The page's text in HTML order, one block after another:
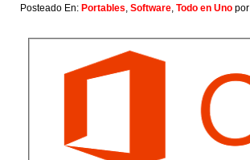
Posteado En: Portables, Software, Todo en Uno por